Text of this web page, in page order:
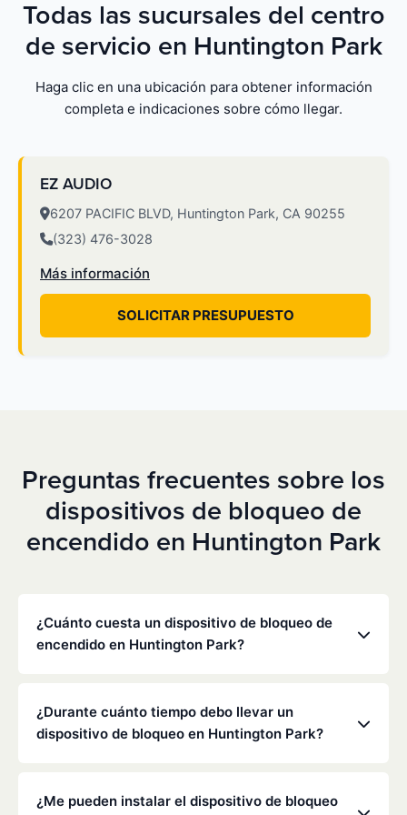
Todas las sucursales del centro
de servicio en Huntington Park
Haga clic en una ubicación para obtener información
completa e indicaciones sobre cómo llegar.
EZ AUDIO
6207 PACIFIC BLVD, Huntington Park, CA 90255
(323) 476-3028
Más información
SOLICITAR PRESUPUESTO
Preguntas frecuentes sobre los
dispositivos de bloqueo de
encendido en Huntington Park
¿Cuánto cuesta un dispositivo de bloqueo de
encendido en Huntington Park?
concreta, pero Low Cost Interlock ofrece tarifas
mensuales competitivas sin gastos ocultos. Ponte
de los clientes pagan entre 70 y 100 dólares al mes,
¿Durante cuánto tiempo debo llevar un
dispositivo de bloqueo en Huntington Park?
dispositivo de bloqueo la determinan el
¿Me pueden instalar el dispositivo de bloqueo